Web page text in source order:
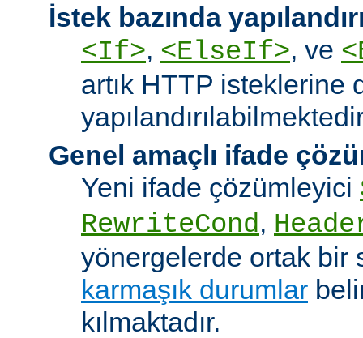
İstek bazında
<If>, <ElseIf>, ve
artık HTTP isteklerine
Genel amaçlı ifade
Yeni ifade çözümleyici
RewriteCond,
yönergelerde ortak bir
karmaşık durumlar
kılmaktadır.